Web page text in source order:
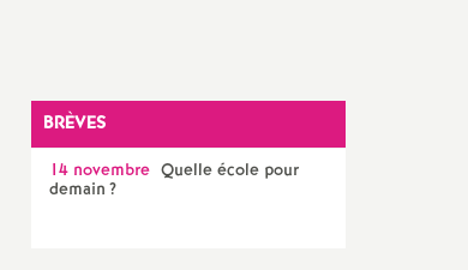
Elections professionnelles
BRÈVES
14 novembre Quelle école pour
demain ?